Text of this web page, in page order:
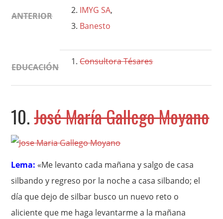
ANTERIOR
IMYG SA,
Banesto
EDUCACIÓN
Consultora Tésares
10.José María Gallego Moyano
Lema: «Me levanto cada mañana y salgo de casa
silbando y regreso por la noche a casa silbando; el
día que dejo de silbar busco un nuevo reto o
aliciente que me haga levantarme a la mañana